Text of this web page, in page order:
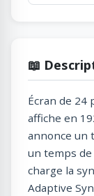
📖
Écran de 24
affiche en
annonce un
un temps
charge la
Adaptive